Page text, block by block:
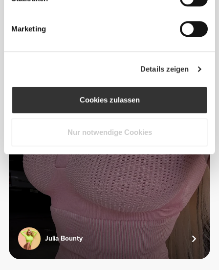
Marketing
Details zeigen
Cookies zulassen
Nur notwendige Cookies
Aus unserer Community
Alles
3
Julia Bounty